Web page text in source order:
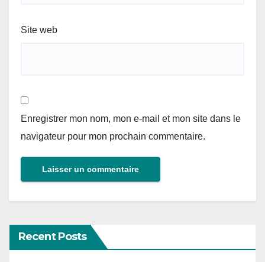
Site web
Enregistrer mon nom, mon e-mail et mon site dans le
navigateur pour mon prochain commentaire.
Recent Posts